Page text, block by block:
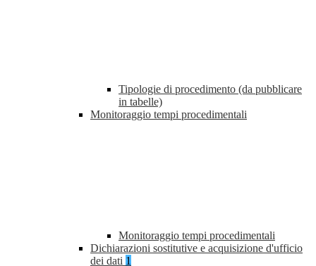
Tipologie di procedimento (da pubblicare
in tabelle)
Monitoraggio tempi procedimentali
Monitoraggio tempi procedimentali
Dichiarazioni sostitutive e acquisizione d'ufficio
dei dati 1